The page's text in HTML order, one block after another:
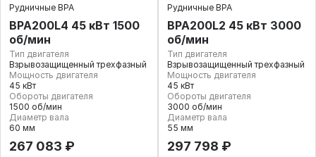
Рудничные ВРА
ВРА200L4 45 кВт 1500
об/мин
Тип двигателя
Взрывозащищенный трехфазный
Мощность двигателя
45 кВт
Обороты двигателя
1500 об/мин
Диаметр вала
60 мм
267 083 ₽
Рудничные ВРА
ВРА200L2 45 кВт 3000
об/мин
Тип двигателя
Взрывозащищенный трехфазный
Мощность двигателя
45 кВт
Обороты двигателя
3000 об/мин
Диаметр вала
55 мм
297 798 ₽